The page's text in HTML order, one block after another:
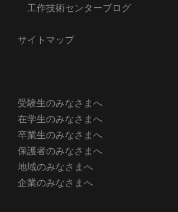
工作技術センターブログ
サイトマップ
受験生のみなさまへ
在学生のみなさまへ
卒業生のみなさまへ
保護者のみなさまへ
地域のみなさまへ
企業のみなさまへ